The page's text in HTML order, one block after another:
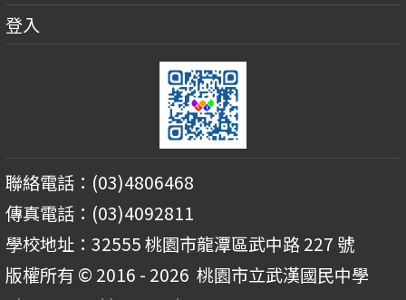
登入
聯絡電話：(03)4806468
傳真電話：(03)4092811
學校地址：32555 桃園市龍潭區武中路 227 號
版權所有 © 2016 - 2026 桃園市立武漢國民中學